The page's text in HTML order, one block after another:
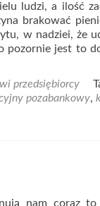
ludzi, a ilość
brakować
w nadziei, że
pozornie jest to
przedsiębiorcy
pozabankowy,
nam coraz